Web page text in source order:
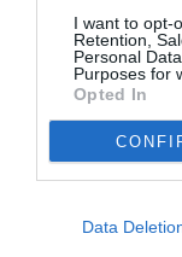
I want to opt-
Retention,
Personal
Purposes for
Opted In
Data
Aéroports du